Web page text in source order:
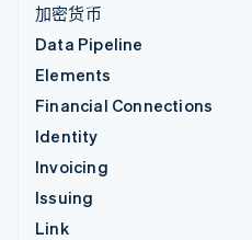
加密货币
Data Pipeline
Elements
Financial Connections
Identity
Invoicing
Issuing
Link